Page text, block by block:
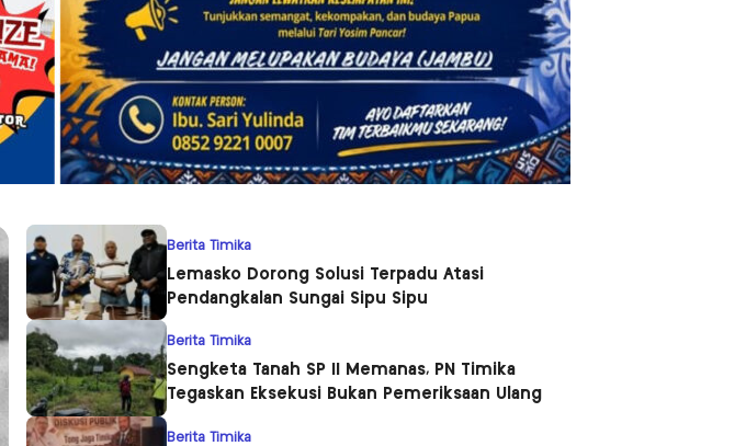
Berita Timika
Lemasko Dorong Solusi Terpadu Atasi
Pendangkalan Sungai Sipu Sipu
Berita Timika
Sengketa Tanah SP II Memanas, PN Timika
Tegaskan Eksekusi Bukan Pemeriksaan Ulang
Berita Timika